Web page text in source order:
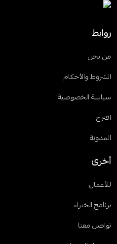
روابط
من نحن
الشروط والأحكام
سياسة الخصوصية
اقترح
المدونة
أخرى
للأعمال
برنامج الخبراء
تواصل معنا